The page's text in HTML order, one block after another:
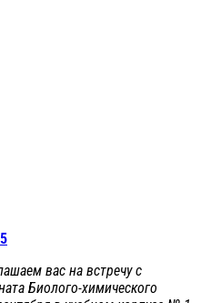
вас на встречу с
Биолого-химического